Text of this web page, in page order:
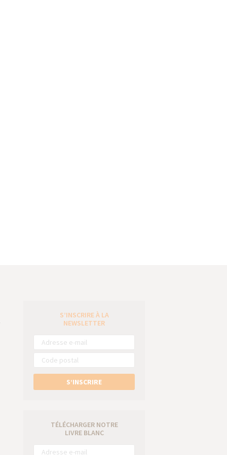
S’INSCRIRE À LA
NEWSLETTER
S’INSCRIRE
TÉLÉCHARGER NOTRE
LIVRE BLANC